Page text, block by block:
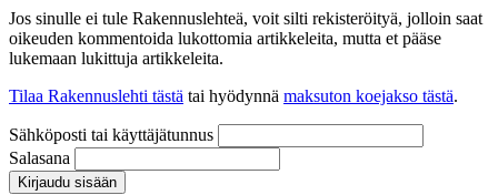
Jos sinulle ei tule Rakennuslehteä, voit silti rekisteröityä, jolloin saat
oikeuden kommentoida lukottomia artikkeleita, mutta et pääse
lukemaan lukittuja artikkeleita.
Tilaa Rakennuslehti tästä tai hyödynnä maksuton koejakso tästä.
Sähköposti tai käyttäjätunnus
Salasana
Kirjaudu sisään